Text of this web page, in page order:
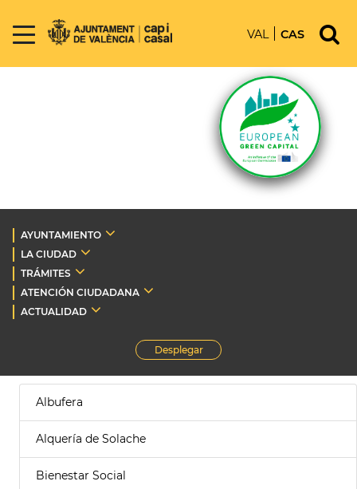
VAL CAS
AYUNTAMIENTO
LA CIUDAD
TRÁMITES
ATENCIÓN CIUDADANA
ACTUALIDAD
Desplegar
Albufera
Alquería de Solache
Bienestar Social